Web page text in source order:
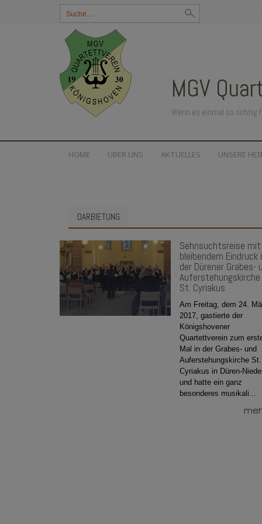
Suchbegriff
eingeben:
MGV
Wenn es einmal so
SKIP
HOME ÜBER UNS AKTUELLES UNSERE
DARBIETUNG
Sehnsuchtsreise mit
bleibendem Eindruck
der Dürener Grabes-
Auferstehungskirche
St. Cyriakus
Am Freitag, dem 24.
2017, gastierte der
Königshovener
Quartettverein zum
Mal in der Grabes- und
Auferstehungskirche St.
Cyriakus in Düren-
und hatte ein ganz
besonderes musikali...